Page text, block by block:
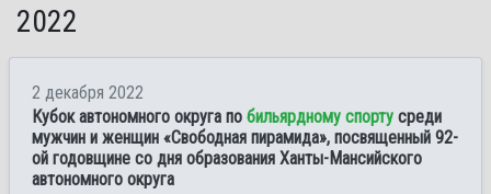
2022
2 декабря 2022
Кубок автономного округа по бильярдному спорту среди
мужчин и женщин «Свободная пирамида», посвященный 92-
ой годовщине со дня образования Ханты-Мансийского
автономного округа